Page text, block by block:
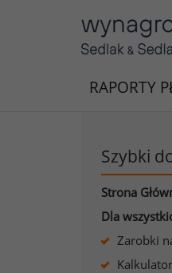
RAPORTY
Szybki
Strona
Dla
Zarobki